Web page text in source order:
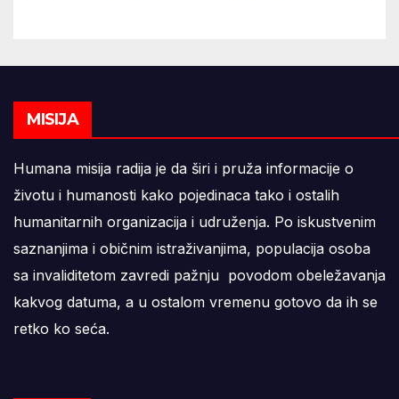
MISIJA
Humana misija radija je da širi i pruža informacije o
životu i humanosti kako pojedinaca tako i ostalih
humanitarnih organizacija i udruženja. Po iskustvenim
saznanjima i običnim istraživanjima, populacija osoba
sa invaliditetom zavredi pažnju povodom obeležavanja
kakvog datuma, a u ostalom vremenu gotovo da ih se
retko ko seća.